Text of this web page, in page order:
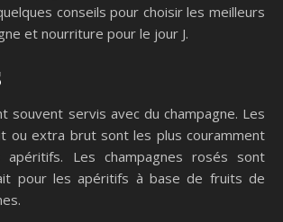
conseils pour choisir les meilleurs
et nourriture pour le jour J.
souvent servis avec du champagne. Les
ou extra brut sont les plus couramment
Les champagnes rosés sont
pour les apéritifs à base de fruits de